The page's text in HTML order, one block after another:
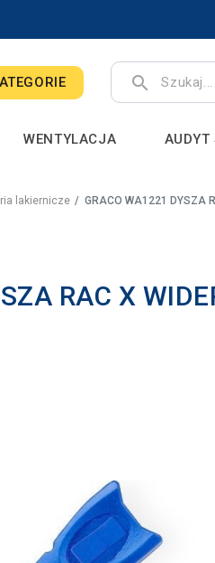
search
WENTYLACJA AUDYT
lakiernicze GRACO WA1221 DYSZA
RAC X